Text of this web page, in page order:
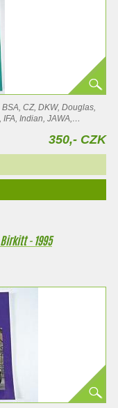
CZ, DKW, Douglas,
Indian, JAWA,
350,- CZK
- 1995